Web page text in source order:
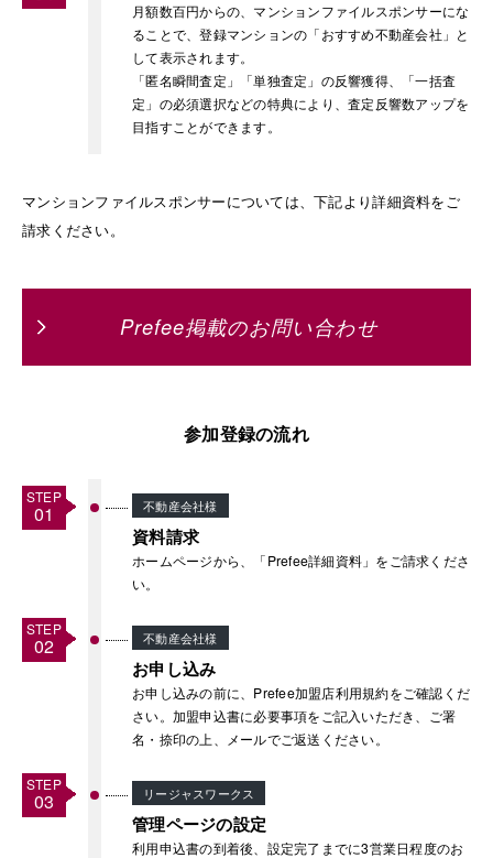
月額数百円からの、マンションファイルスポンサーにな
ることで、登録マンションの「おすすめ不動産会社」と
して表示されます。
「匿名瞬間査定」「単独査定」の反響獲得、「一括査
定」の必須選択などの特典により、査定反響数アップを
目指すことができます。
マンションファイルスポンサーについては、下記より詳細資料をご
請求ください。
Prefee掲載のお問い合わせ
参加登録の流れ
不動産会社様
資料請求
ホームページから、「Prefee詳細資料」をご請求くださ
い。
不動産会社様
お申し込み
お申し込みの前に、Prefee加盟店利用規約をご確認くだ
さい。加盟申込書に必要事項をご記入いただき、ご署
名・捺印の上、メールでご返送ください。
リージャスワークス
管理ページの設定
利用申込書の到着後、設定完了までに3営業日程度のお